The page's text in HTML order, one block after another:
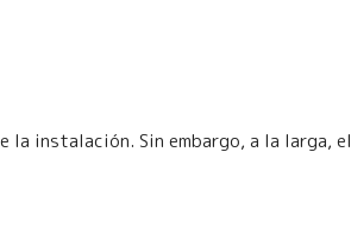
la instalación. Sin embargo, a la larga, el